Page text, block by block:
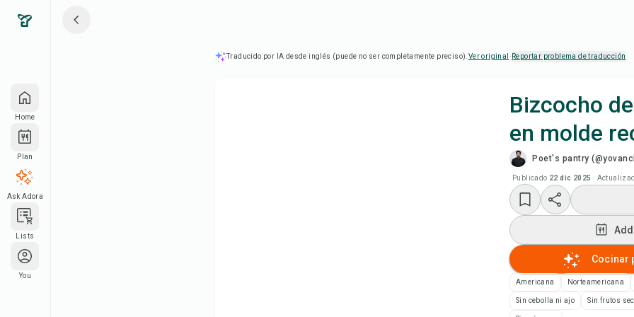
Home
Plan
Ask Adora
Lists
You
Traducido por IA desde inglés (puede no ser completamente preciso). Ver original · Reportar problema de traducción
Bizcocho
en molde
Poet's pantry
Publicado 22 dic 2025 ·
Cocinar
Americana Norteamericana
Sin cebolla ni ajo Sin frutos